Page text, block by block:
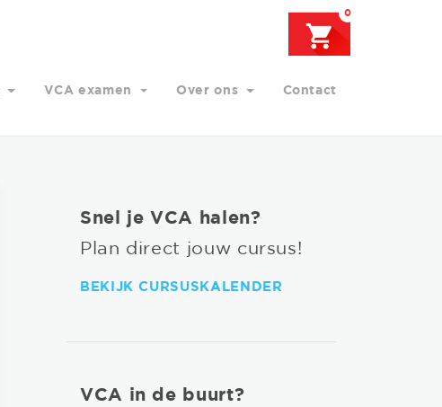
0
VCA examen Over ons Contact
Snel je VCA halen?
Plan direct jouw cursus!
BEKIJK CURSUSKALENDER
VCA in de buurt?